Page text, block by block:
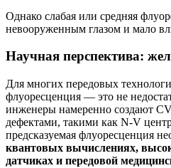
Однако слабая или средняя
невооруженным глазом и мало
Научная перспектива:
Для многих передовых
флуоресценция — это не
инженеры намеренно создают
дефектами, такими как N-V
предсказуемая флуоресценция
квантовых вычислениях,
датчиках и передовой